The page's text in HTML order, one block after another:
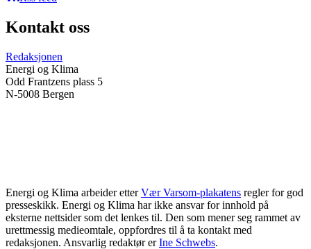
Kontakt oss
Redaksjonen
Energi og Klima
Odd Frantzens plass 5
N-5008 Bergen
Energi og Klima arbeider etter Vær Varsom-plakatens regler for god
presseskikk. Energi og Klima har ikke ansvar for innhold på
eksterne nettsider som det lenkes til. Den som mener seg rammet av
urettmessig medieomtale, oppfordres til å ta kontakt med
redaksjonen. Ansvarlig redaktør er Ine Schwebs.